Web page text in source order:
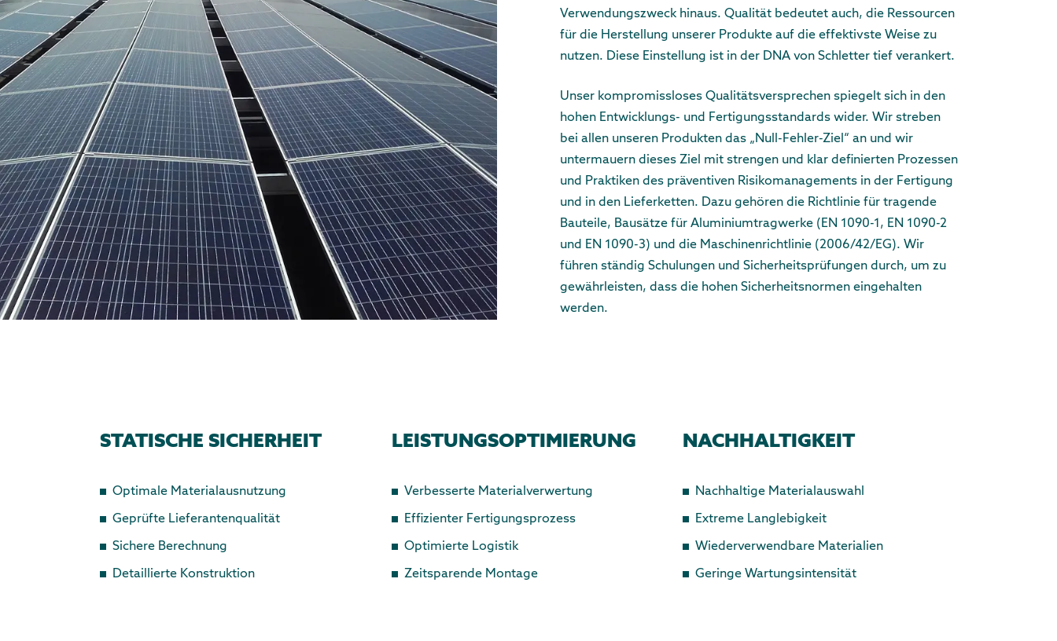
Verwendungszweck hinaus. Qualität bedeutet auch, die Ressourcen
für die Herstellung unserer Produkte auf die effektivste Weise zu
nutzen. Diese Einstellung ist in der DNA von Schletter tief verankert.
Unser kompromissloses Qualitätsversprechen spiegelt sich in den
hohen Entwicklungs- und Fertigungsstandards wider. Wir streben
bei allen unseren Produkten das „Null-Fehler-Ziel“ an und wir
untermauern dieses Ziel mit strengen und klar definierten Prozessen
und Praktiken des präventiven Risikomanagements in der Fertigung
und in den Lieferketten. Dazu gehören die Richtlinie für tragende
Bauteile, Bausätze für Aluminiumtragwerke (EN 1090-1, EN 1090-2
und EN 1090-3) und die Maschinenrichtlinie (2006/42/EG). Wir
führen ständig Schulungen und Sicherheitsprüfungen durch, um zu
gewährleisten, dass die hohen Sicherheitsnormen eingehalten
werden.
STATISCHE SICHERHEIT
Optimale Materialausnutzung
Geprüfte Lieferantenqualität
Sichere Berechnung
Detaillierte Konstruktion
LEISTUNGSOPTIMIERUNG
Verbesserte Materialverwertung
Effizienter Fertigungsprozess
Optimierte Logistik
Zeitsparende Montage
NACHHALTIGKEIT
Nachhaltige Materialauswahl
Extreme Langlebigkeit
Wiederverwendbare Materialien
Geringe Wartungsintensität